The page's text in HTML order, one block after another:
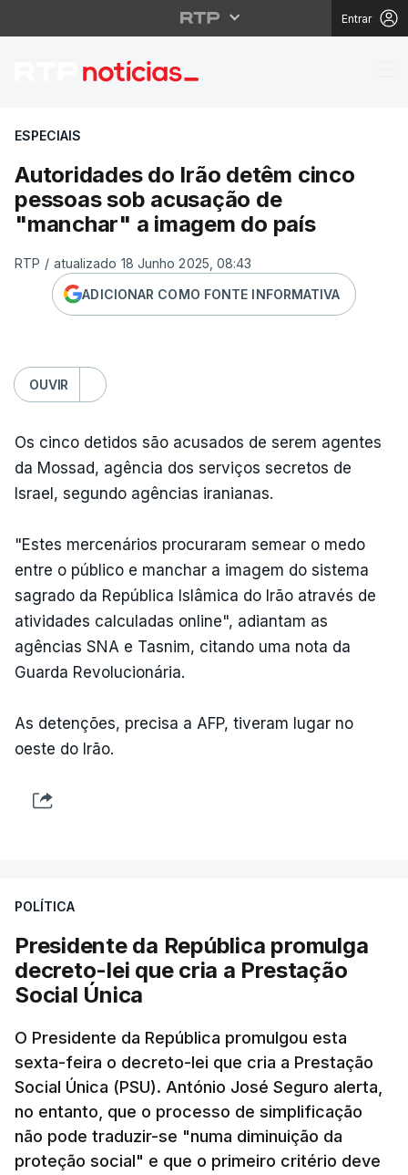
Entrar
Autoridades do Irão
ESPECIAIS
Autoridades do Irão detêm cinco
pessoas sob acusação de
"manchar" a imagem do país
RTP / atualizado 18 Junho 2025, 08:43
ADICIONAR COMO FONTE INFORMATIVA
OUVIR
Os cinco detidos são acusados de serem agentes
da Mossad, agência dos serviços secretos de
Israel, segundo agências iranianas.
"Estes mercenários procuraram semear o medo
entre o público e manchar a imagem do sistema
sagrado da República Islâmica do Irão através de
atividades calculadas online", adiantam as
agências SNA e Tasnim, citando uma nota da
Guarda Revolucionária.
As detenções, precisa a AFP, tiveram lugar no
oeste do Irão.
POLÍTICA
Presidente da República promulga
decreto-lei que cria a Prestação
Social Única
O Presidente da República promulgou esta
sexta-feira o decreto-lei que cria a Prestação
Social Única (PSU). António José Seguro alerta,
no entanto, que o processo de simplificação
não pode traduzir-se "numa diminuição da
proteção social" e que o primeiro critério deve